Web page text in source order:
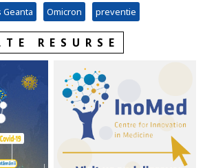
Geanta Omicron preventie
RESURSE